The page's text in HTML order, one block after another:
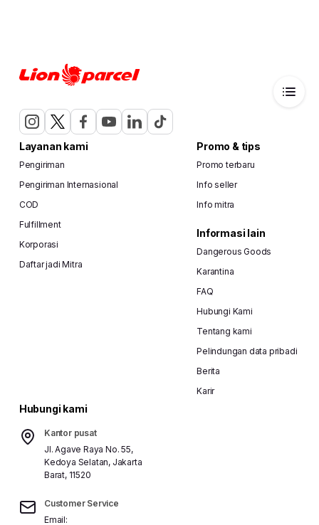
Layanan kami
Pengiriman
Pengiriman Internasional
COD
Fulfillment
Korporasi
Daftar jadi Mitra
Promo & tips
Promo terbaru
Info seller
Info mitra
Informasi lain
Dangerous Goods
Karantina
FAQ
Hubungi Kami
Tentang kami
Pelindungan data pribadi
Berita
Karir
Hubungi kami
Kantor pusat
Jl. Agave Raya No. 55,
Kedoya Selatan, Jakarta
Barat, 11520
Customer Service
Email: